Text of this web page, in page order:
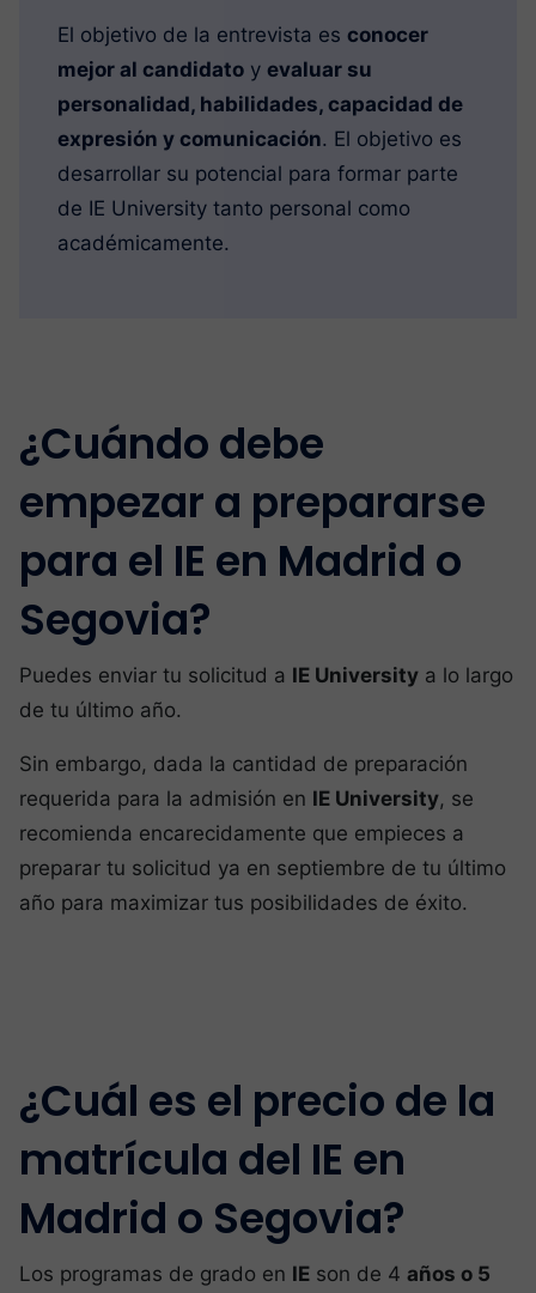
El objetivo de la entrevista es conocer
mejor al candidato y evaluar su
personalidad, habilidades, capacidad de
expresión y comunicación. El objetivo es
desarrollar su potencial para formar parte
de IE University tanto personal como
académicamente.
¿Cuándo debe
empezar a prepararse
para el IE en Madrid o
Segovia?
Puedes enviar tu solicitud a IE University a lo largo
de tu último año.
Sin embargo, dada la cantidad de preparación
requerida para la admisión en IE University, se
recomienda encarecidamente que empieces a
preparar tu solicitud ya en septiembre de tu último
año para maximizar tus posibilidades de éxito.
¿Cuál es el precio de la
matrícula del IE en
Madrid o Segovia?
Los programas de grado en IE son de 4 años o 5